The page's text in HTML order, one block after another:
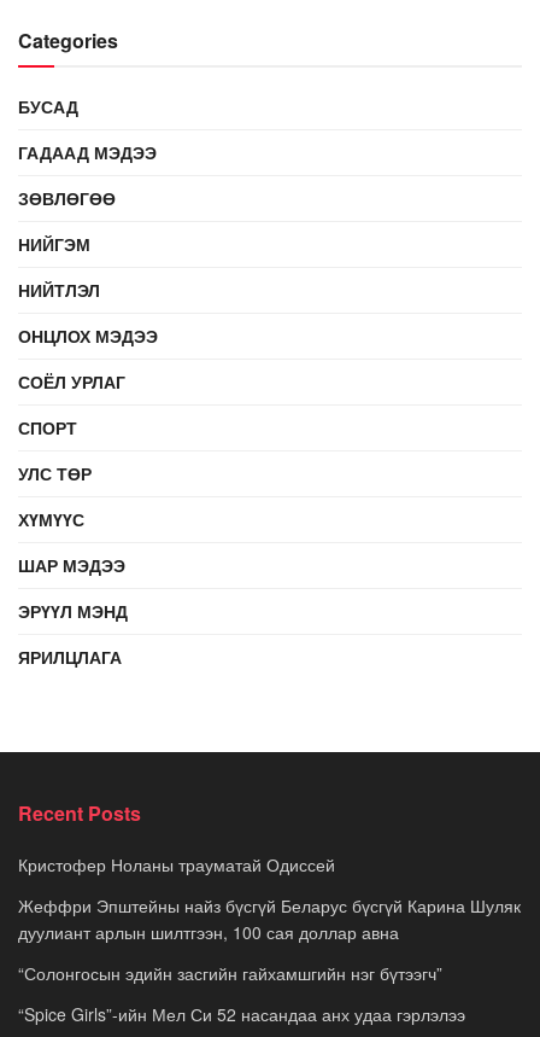
Categories
БУСАД
ГАДААД МЭДЭЭ
ЗӨВЛӨГӨӨ
НИЙГЭМ
НИЙТЛЭЛ
ОНЦЛОХ МЭДЭЭ
СОЁЛ УРЛАГ
СПОРТ
УЛС ТӨР
ХҮМҮҮС
ШАР МЭДЭЭ
ЭРҮҮЛ МЭНД
ЯРИЛЦЛАГА
Recent Posts
Кристофер Ноланы трауматай Одиссей
Жеффри Эпштейны найз бүсгүй Беларус бүсгүй Карина Шуляк
дуулиант арлын шилтгээн, 100 сая доллар авна
“Солонгосын эдийн засгийн гайхамшгийн нэг бүтээгч”
“Spice Girls”-ийн Мел Си 52 насандаа анх удаа гэрлэлээ